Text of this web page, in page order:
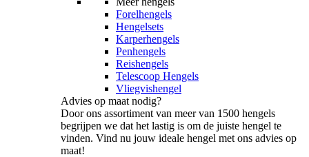
Forelhengels
Hengelsets
Karperhengels
Penhengels
Reishengels
Telescoop Hengels
Vliegvishengel
Advies op maat nodig?
Door ons assortiment van meer van 1500 hengels
begrijpen we dat het lastig is om de juiste hengel te
vinden. Vind nu jouw ideale hengel met ons advies op
maat!